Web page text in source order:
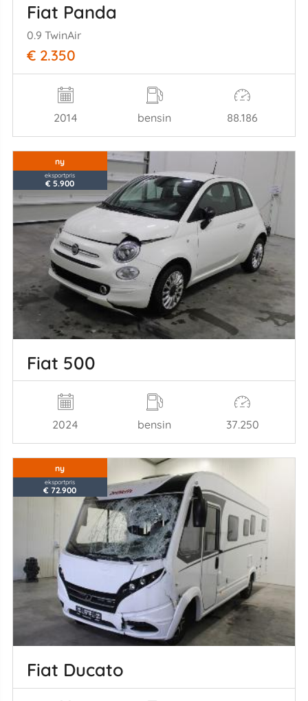
Fiat Panda
0.9 TwinAir
€ 2.350
2014 bensin 88.186
ny
eksportpris
€ 5.900
Fiat 500
2024 bensin 37.250
ny
eksportpris
€ 72.900
Fiat Ducato